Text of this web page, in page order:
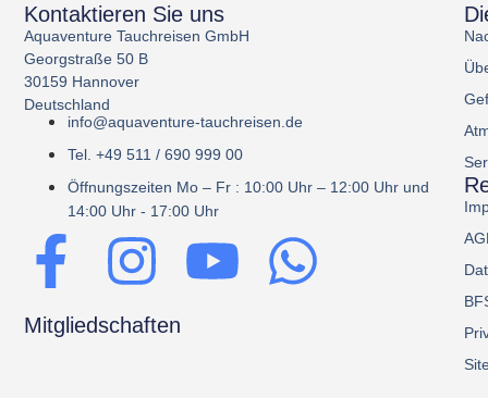
Kontaktieren Sie uns
Aquaventure Tauchreisen GmbH
Georgstraße 50 B
30159 Hannover
Deutschland
info@aquaventure-tauchreisen.de
Tel. +49 511 / 690 999 00
Öffnungszeiten Mo – Fr : 10:00 Uhr – 12:00 Uhr und
14:00 Uhr - 17:00 Uhr
Mitgliedschaften